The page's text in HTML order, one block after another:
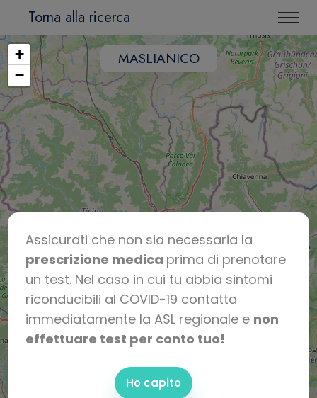
Assicurati che non sia necessaria la
prescrizione medica prima di prenotare
un test. Nel caso in cui tu abbia sintomi
riconducibili al COVID-19 contatta
immediatamente la ASL regionale e non
effettuare test per conto tuo!
Ho capito
Torna alla ricerca
MASLIANICO
+
−